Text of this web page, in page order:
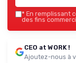
* En remplissant
des fins
CEO at WORK !
Ajoutez-nous à